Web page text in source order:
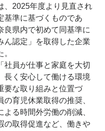
、2025年度より見直され
基準に基づくものであ
良県内で初めて同基準に
ん認定」を取得した企業
社員が仕事と家庭を大切
長く安心して働ける環境
要な取り組みと位置づ
の育児休業取得の推奨、
よる時間外労働の削減、
の取得促進など、働きや